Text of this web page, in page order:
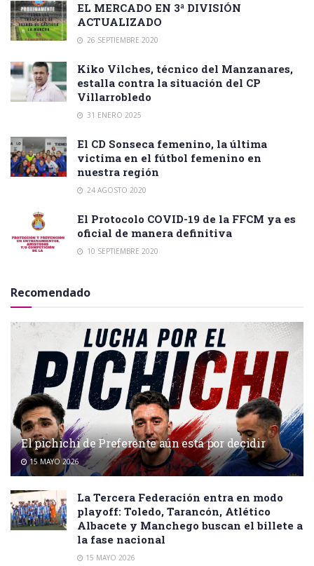
EL MERCADO EN 3ª DIVISIÓN
ACTUALIZADO
26 SEPTIEMBRE 2020
Kiko Vilches, técnico del Manzanares,
estalla contra la situación del CP
Villarrobledo
31 ENERO 2025
El CD Sonseca femenino, la última
victima en el fútbol femenino en
nuestra región
24 AGOSTO 2020
El Protocolo COVID-19 de la FFCM ya es
oficial de manera definitiva
10 SEPTIEMBRE 2020
Recomendado
El pichichi de Preferente aún está por decidir
15 MAYO 2026
La Tercera Federación entra en modo
playoff: Toledo, Tarancón, Atlético
Albacete y Manchego buscan el billete a
la fase nacional
15 MAYO 2026